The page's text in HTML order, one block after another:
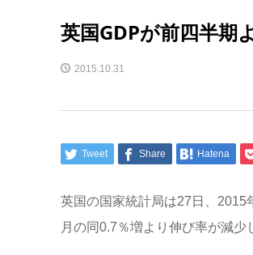
英国GDPが前四半期
2015.10.31
Tweet Share Hatena
英国の国家統計局は27日、2015
月の同0.7％増より伸び率が減少